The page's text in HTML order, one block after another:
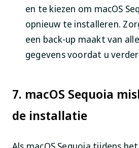
en te kiezen om macOS
opnieuw te installeren.
een back-up maakt van
gegevens voordat u
7. macOS Sequoia
de installatie